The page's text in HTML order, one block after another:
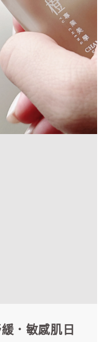
．敏感肌日